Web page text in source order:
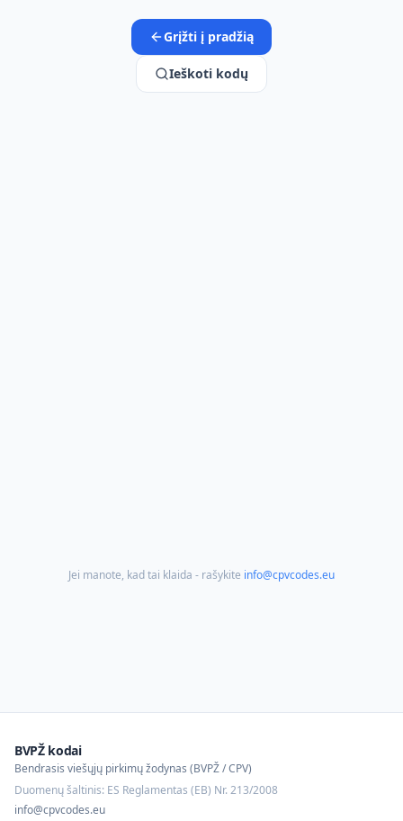
Grįžti į pradžią
Ieškoti kodų
Jei manote, kad tai klaida - rašykite info@cpvcodes.eu
BVPŽ kodai
Bendrasis viešųjų pirkimų žodynas (BVPŽ / CPV)
Duomenų šaltinis: ES Reglamentas (EB) Nr. 213/2008
info@cpvcodes.eu